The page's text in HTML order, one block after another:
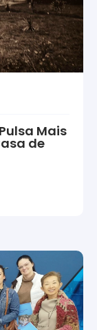
Mais
de